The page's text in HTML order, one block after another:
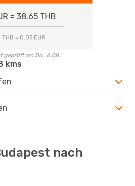
= 38.65 THB
THB = 0.03 EUR
geprüft am Do., 6.08.
kms
nach